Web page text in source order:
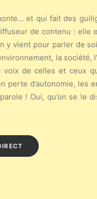
et qui fait des
de contenu :
y vient pour parler de
la société,
de celles et ceux
perte d’autonomie, les
! Oui, qu’on se le